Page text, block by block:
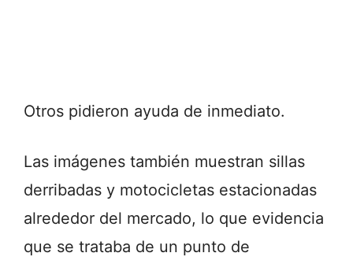
Otros pidieron ayuda de inmediato.
Las imágenes también muestran sillas
derribadas y motocicletas estacionadas
alrededor del mercado, lo que evidencia
que se trataba de un punto de